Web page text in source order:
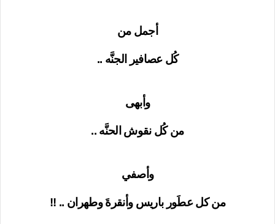
أجمل من
كُل عصافير الجنَّه ..
وأبهى
من كُل نقوش الحنَّه ..
وأصفي
من كل عطَور باريس وأنقرةَ وطهران .. !!